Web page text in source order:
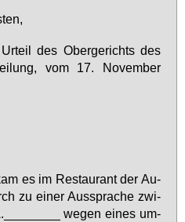
des Ober­ge­richts des
vom 17. No­vem­ber
es im Re­stau­rant der Au­
zu ei­ner Aus­spra­che zwi­
we­gen ei­nes um­